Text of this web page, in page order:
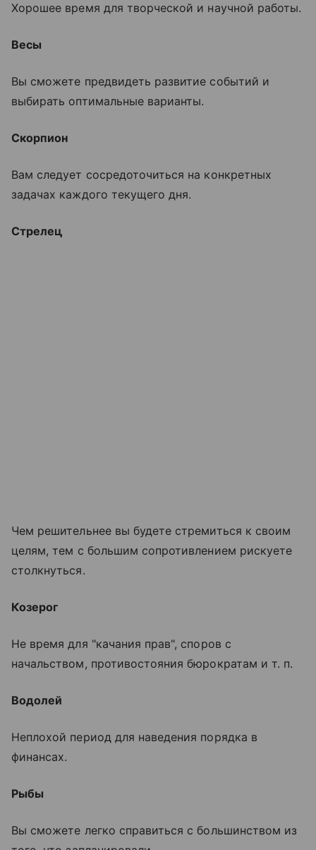
Хорошее время для творческой и научной работы.
Весы
Вы сможете предвидеть развитие событий и
выбирать оптимальные варианты.
Скорпион
Вам следует сосредоточиться на конкретных
задачах каждого текущего дня.
Стрелец
Чем решительнее вы будете стремиться к своим
целям, тем с большим сопротивлением рискуете
столкнуться.
Козерог
Не время для "качания прав", споров с
начальством, противостояния бюрократам и т. п.
Водолей
Неплохой период для наведения порядка в
финансах.
Рыбы
Вы сможете легко справиться с большинством из